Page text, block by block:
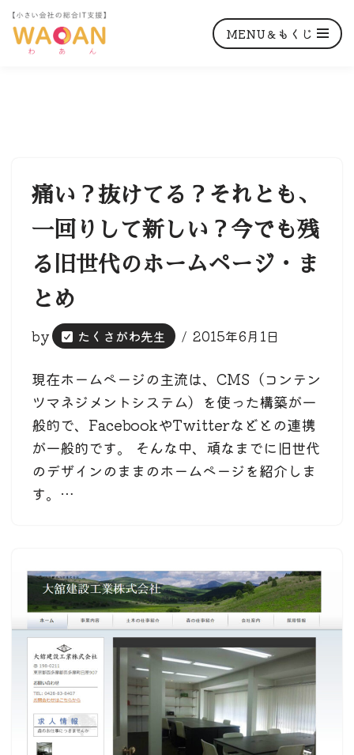
MENU＆もくじ
痛い？抜けてる？それとも、
一回りして新しい？今でも残
る旧世代のホームページ・ま
とめ
by たくさがわ先生 2015年6月1日
現在ホームページの主流は、CMS（コンテン
ツマネジメントシステム）を使った構築が一
般的で、FacebookやTwitterなどとの連携
が一般的です。 そんな中、頑なまでに旧世代
のデザインのままのホームページを紹介しま
す。…